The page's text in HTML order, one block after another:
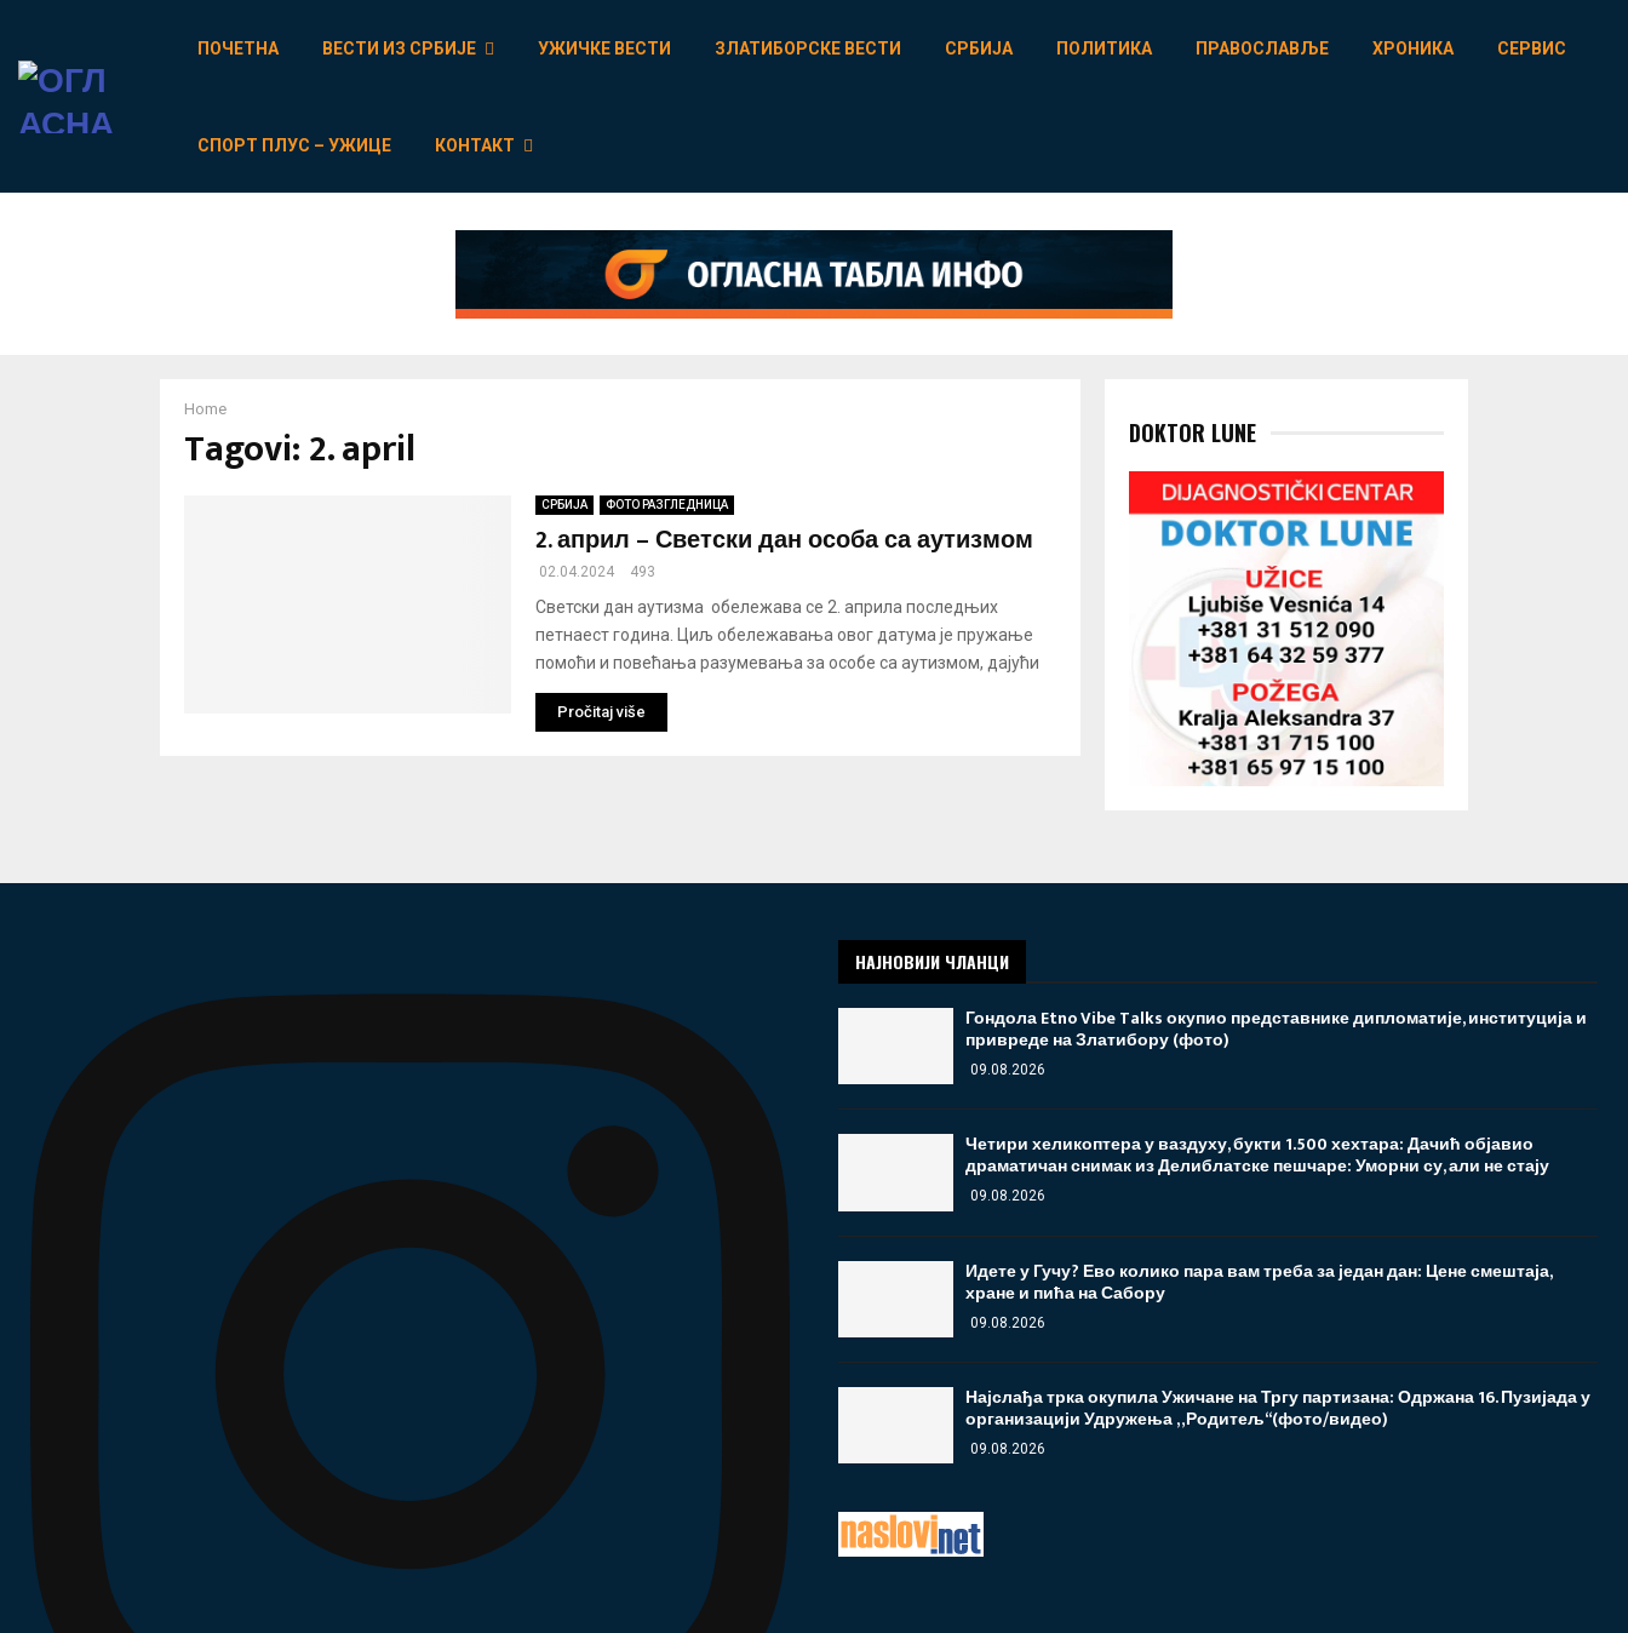
ПОЧЕТНА ВЕСТИ ИЗ СРБИЈЕ УЖИЧКЕ ВЕСТИ ЗЛАТИБОРСКЕ ВЕСТИ СРБИЈА ПОЛИТИКА ПРАВОСЛАВЉЕ ХРОНИКА СЕРВИС
СПОРТ ПЛУС – УЖИЦЕ КОНТАКТ
Home
Tagovi: 2. april
СРБИЈА ФОТО РАЗГЛЕДНИЦА
2. април – Светски дан особа са аутизмом
02.04.2024 493
Светски дан аутизма обележава се 2. априла последњих
петнаест година. Циљ обележавања овог датума је пружање
помоћи и повећања разумевања за особе са аутизмом, дајући
Pročitaj više
DOKTOR LUNE
НАЈНОВИЈИ ЧЛАНЦИ
Гондола Etno Vibe Talks окупио представнике дипломатије, институција и
привреде на Златибору (фото)
09.08.2026
Четири хеликоптера у ваздуху, букти 1.500 хехтара: Дачић објавио
драматичан снимак из Делиблатске пешчаре: Уморни су, али не стају
09.08.2026
Идете у Гучу? Ево колико пара вам треба за један дан: Цене смештаја,
хране и пића на Сабору
09.08.2026
Најслађа трка окупила Ужичане на Тргу партизана: Одржана 16. Пузијада у
организацији Удружења „Родитељ“(фото/видео)
09.08.2026